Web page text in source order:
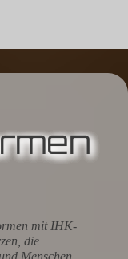
mit IHK-
die
Menschen